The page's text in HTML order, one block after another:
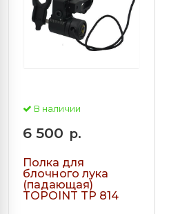
В наличии
6 500 р.
Полка для
блочного лука
(падающая)
TOPOINT TP 814